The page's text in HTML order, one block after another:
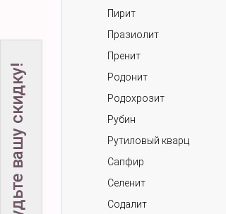
Пирит
Празиолит
Пренит
Родонит
Родохрозит
Рубин
Рутиловый кварц
Сапфир
Селенит
Содалит
Не забудьте вашу скидку!